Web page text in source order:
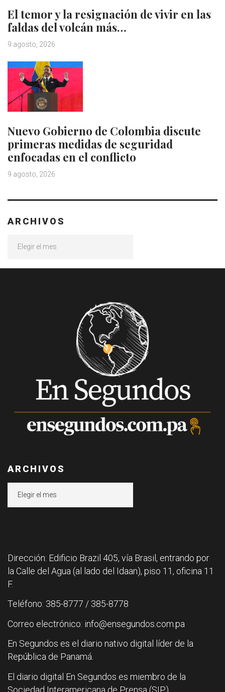
El temor y la resignación de vivir en las
faldas del volcán más…
9 agosto, 2026
Nuevo Gobierno de Colombia discute
primeras medidas de seguridad
enfocadas en el conflicto
9 agosto, 2026
ARCHIVOS
ARCHIVOS
Dirección: Edificio Brazil 405, vía Brasil, entrando por
la Calle del Agua (al lado del Idaan), piso 11, oficina 11
F.
Teléfono: 385-8777 / 385-8778
Correo electrónico: info@ensegundos.com.pa
En Segundos es el diario nativo digital líder de la
República de Panamá.
El diario digital En Segundos es miembro de la
Sociedad Interamericana de Prensa (SIP).